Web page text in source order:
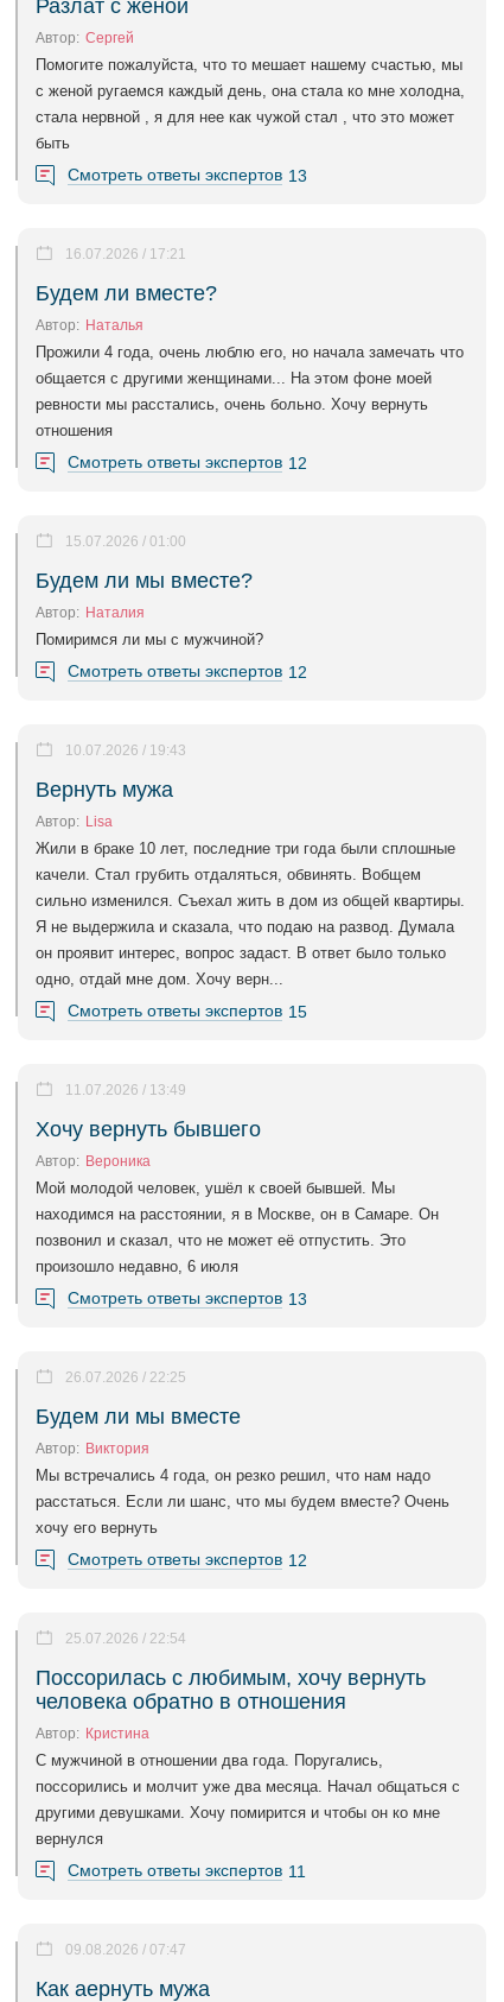
Разлат с женой
Автор: Сергей
Помогите пожалуйста, что то мешает нашему счастью, мы
с женой ругаемся каждый день, она стала ко мне холодна,
стала нервной , я для нее как чужой стал , что это может
быть
Смотреть ответы экспертов 13
Будем ли вместе?
16.07.2026 / 17:21
Автор: Наталья
Прожили 4 года, очень люблю его, но начала замечать что
общается с другими женщинами... На этом фоне моей
ревности мы расстались, очень больно. Хочу вернуть
отношения
Смотреть ответы экспертов 12
Будем ли мы вместе?
15.07.2026 / 01:00
Автор: Наталия
Помиримся ли мы с мужчиной?
Смотреть ответы экспертов 12
Вернуть мужа
10.07.2026 / 19:43
Автор: Lisa
Жили в браке 10 лет, последние три года были сплошные
качели. Стал грубить отдаляться, обвинять. Вобщем
сильно изменился. Съехал жить в дом из общей квартиры.
Я не выдержила и сказала, что подаю на развод. Думала
он проявит интерес, вопрос задаст. В ответ было только
одно, отдай мне дом. Хочу верн...
Смотреть ответы экспертов 15
Хочу вернуть бывшего
11.07.2026 / 13:49
Автор: Вероника
Мой молодой человек, ушёл к своей бывшей. Мы
находимся на расстоянии, я в Москве, он в Самаре. Он
позвонил и сказал, что не может её отпустить. Это
произошло недавно, 6 июля
Смотреть ответы экспертов 13
Будем ли мы вместе
26.07.2026 / 22:25
Автор: Виктория
Мы встречались 4 года, он резко решил, что нам надо
расстаться. Если ли шанс, что мы будем вместе? Очень
хочу его вернуть
Смотреть ответы экспертов 12
Поссорилась с любимым, хочу вернуть
человека обратно в отношения
25.07.2026 / 22:54
Автор: Кристина
С мужчиной в отношении два года. Поругались,
поссорились и молчит уже два месяца. Начал общаться с
другими девушками. Хочу помирится и чтобы он ко мне
вернулся
Смотреть ответы экспертов 11
Как аернуть мужа
09.08.2026 / 07:47